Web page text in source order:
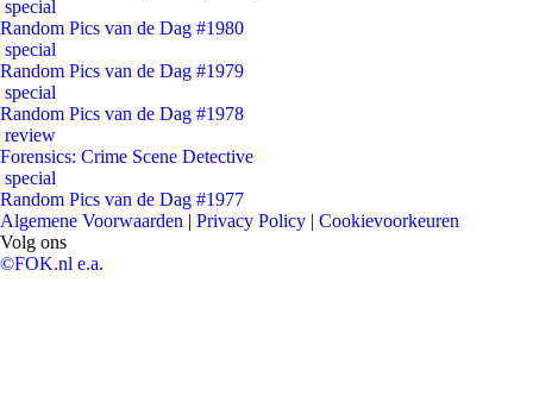
special
Random Pics van de Dag #1980
special
Random Pics van de Dag #1979
special
Random Pics van de Dag #1978
review
Forensics: Crime Scene Detective
special
Random Pics van de Dag #1977
Algemene Voorwaarden | Privacy Policy | Cookievoorkeuren
Volg ons
©FOK.nl e.a.